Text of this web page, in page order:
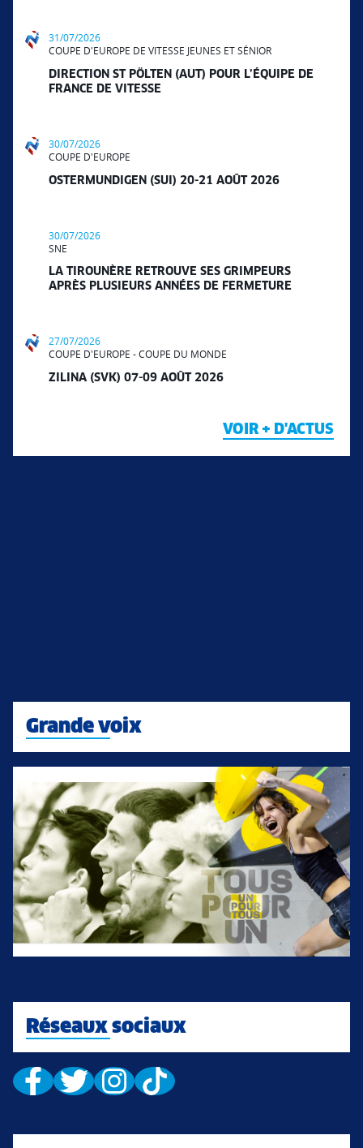
31/07/2026
COUPE D'EUROPE DE VITESSE JEUNES ET SÉNIOR
DIRECTION ST PÖLTEN (AUT) POUR L’ÉQUIPE DE
FRANCE DE VITESSE
30/07/2026
COUPE D'EUROPE
OSTERMUNDIGEN (SUI) 20-21 AOÛT 2026
30/07/2026
SNE
LA TIROUNÈRE RETROUVE SES GRIMPEURS
APRÈS PLUSIEURS ANNÉES DE FERMETURE
27/07/2026
COUPE D'EUROPE - COUPE DU MONDE
ZILINA (SVK) 07-09 AOÛT 2026
VOIR + D'ACTUS
Grande voix
Réseaux sociaux